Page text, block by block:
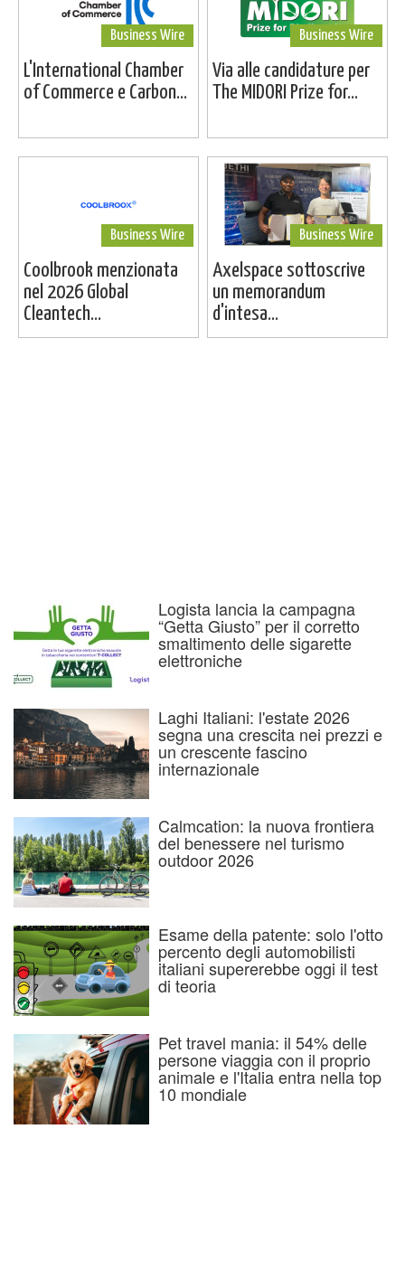
Business Wire
L'International Chamber
of Commerce e Carbon...
Business Wire
Via alle candidature per
The MIDORI Prize for...
Business Wire
Coolbrook menzionata
nel 2026 Global
Cleantech...
Business Wire
Axelspace sottoscrive
un memorandum
d'intesa...
Logista lancia la campagna
“Getta Giusto” per il corretto
smaltimento delle sigarette
elettroniche
Laghi Italiani: l'estate 2026
segna una crescita nei prezzi e
un crescente fascino
internazionale
Calmcation: la nuova frontiera
del benessere nel turismo
outdoor 2026
Esame della patente: solo l'otto
percento degli automobilisti
italiani supererebbe oggi il test
di teoria
Pet travel mania: il 54% delle
persone viaggia con il proprio
animale e l'Italia entra nella top
10 mondiale